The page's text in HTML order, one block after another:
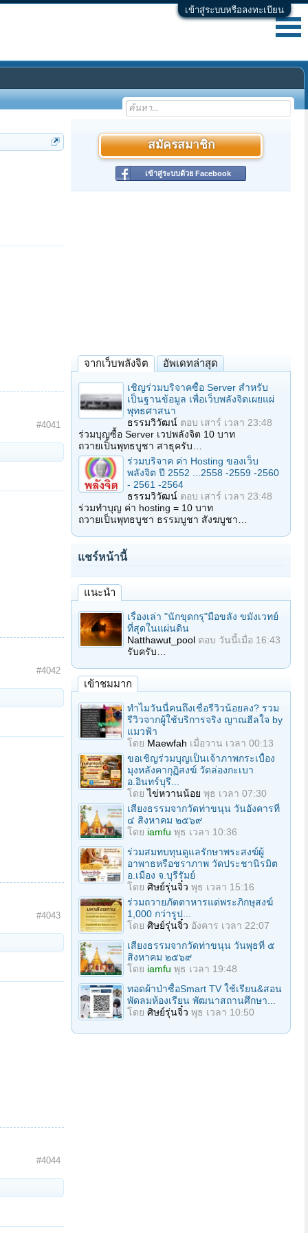
เข้าสู่ระบบหรือลงทะเบียน
#4041
#4042
#4043
#4044
สมัครสมาชิก
เข้าสู่ระบบด้วย Facebook
จากเว็บพลังจิต อัพเดทล่าสุด
เชิญร่วมบริจาคซื้อ Server สำหรับ
เป็นฐานข้อมูล เพื่อเว็บพลังจิตเผยแผ่
พุทธศาสนา
ธรรมวิวัฒน์ ตอบ เสาร์ เวลา 23:48
ร่วมบุญซื้อ Server เวปพลังจิต 10 บาท
ถวายเป็นพุทธบูชา สาธุครับ…
ร่วมบริจาค ค่า Hosting ของเว็บ
พลังจิต ปี 2552 ...2558 -2559 -2560
- 2561 -2564
ธรรมวิวัฒน์ ตอบ เสาร์ เวลา 23:48
ร่วมทำบุญ ค่า hosting = 10 บาท
ถวายเป็นพุทธบูชา ธรรมบูชา สังฆบูชา…
แชร์หน้านี้
แนะนำ
เรื่องเล่า "นักขุดกรุ"มือขลัง ขมังเวทย์
ที่สุดในแผ่นดิน
Natthawut_pool ตอบ วันนี้เมื่อ 16:43
รับครับ…
เข้าชมมาก
ทำไมวันนี้คนถึงเชื่อรีวิวน้อยลง? รวม
รีวิวจากผู้ใช้บริการจริง ญาณฮีลใจ by
แมวฟ้า
โดย Maewfah เมื่อวาน เวลา 00:13
ขอเชิญร่วมบุญเป็นเจ้าภาพกระเบื้อง
มุงหลังคากุฏิสงฆ์ วัดล่องกะเบา
อ.อินทร์บุรี...
โดยไข่หวานน้อย พุธ เวลา 07:30
เสียงธรรมจากวัดท่าขนุน วันอังคารที่
๔ สิงหาคม ๒๕๖๙
โดย iamfu พุธ เวลา 10:36
ร่วมสมทบทุนดูแลรักษาพระสงฆ์ผู้
อาพาธหรือชราภาพ วัดประชานิรมิต
อ.เมือง จ.บุรีรัมย์
โดย ศิษย์รุ่นจิ๋ว พุธ เวลา 15:16
ร่วมถวายภัตตาหารแด่พระภิกษุสงฆ์
1,000 กว่ารูป...
โดย ศิษย์รุ่นจิ๋ว อังคาร เวลา 22:07
เสียงธรรมจากวัดท่าขนุน วันพุธที่ ๕
สิงหาคม ๒๕๖๙
โดย iamfu พุธ เวลา 19:48
ทอดผ้าป่าซื้อSmart TV ใช้เรียน&สอน
พัดลมห้องเรียน พัฒนาสถานศึกษา...
โดย ศิษย์รุ่นจิ๋ว พุธ เวลา 10:50